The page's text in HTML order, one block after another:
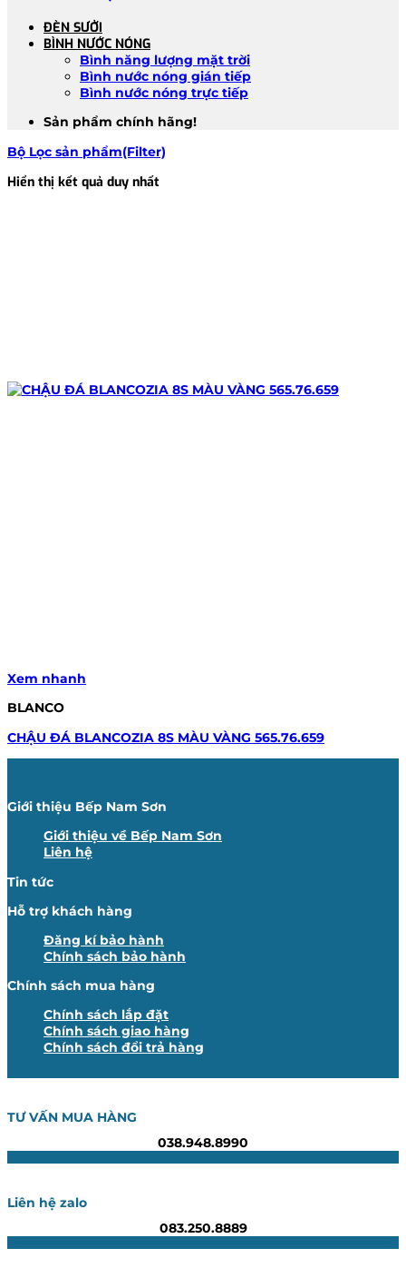
ĐÈN SƯỞI
BÌNH NƯỚC NÓNG
Bình năng lượng mặt trời
Bình nước nóng gián tiếp
Bình nước nóng trực tiếp
Sản phẩm chính hãng!
Bộ Lọc sản phẩm(Filter)
Hiển thị kết quả duy nhất
Xem nhanh
BLANCO
CHẬU ĐÁ BLANCOZIA 8S MÀU VÀNG 565.76.659
Giới thiệu Bếp Nam Sơn
Giới thiệu về Bếp Nam Sơn
Liên hệ
Tin tức
Hỗ trợ khách hàng
Đăng kí bảo hành
Chính sách bảo hành
Chính sách mua hàng
Chính sách lắp đặt
Chính sách giao hàng
Chính sách đổi trả hàng
TƯ VẤN MUA HÀNG
038.948.8990
Liên hệ zalo
083.250.8889